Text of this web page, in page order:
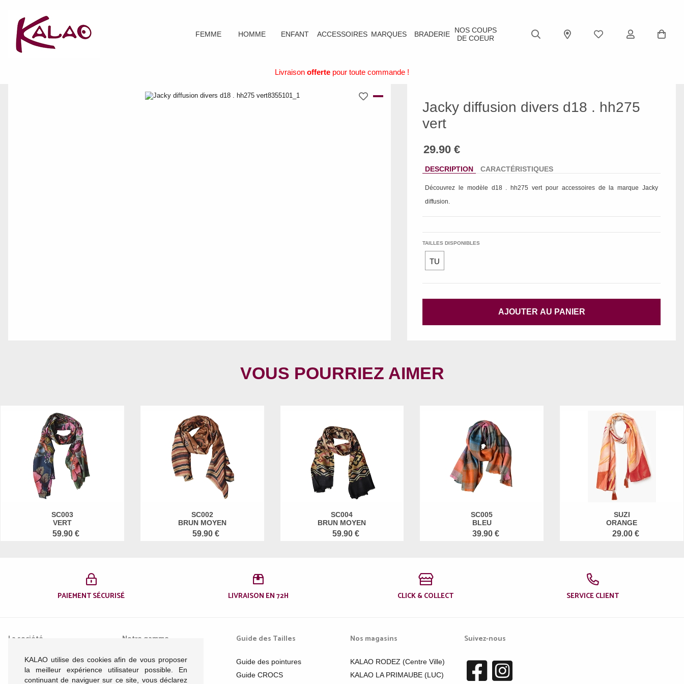
KALAO utilise des cookies afin de vous proposer
la meilleur expérience utilisateur possible. En
continuant de naviguer sur ce site, vous déclarez
FEMME HOMME ENFANT ACCESSOIRES MARQUES BRADERIE
NOS COUPS
DE COEUR
Livraison offerte pour toute commande !
Jacky diffusion divers d18 . hh275
vert
DESCRIPTION CARACTÉRISTIQUES
Découvrez le modèle d18 . hh275 vertpour accessoires de la marque Jacky
diffusion.
TAILLES DISPONIBLES
TU
AJOUTER AU PANIER
VOUS POURRIEZ AIMER
SC003
VERT
59.90 €
SC002
BRUN MOYEN
59.90 €
SC004
BRUN MOYEN
59.90 €
SC005
BLEU
39.90 €
SUZI
ORANGE
29.00 €
PAIEMENT SÉCURISÉ LIVRAISON EN 72H CLICK & COLLECT SERVICE CLIENT
La société
Mentions légales
Conditions générales de
Notre gamme
Femme
Homme
Guide des Tailles
Guide des pointures
Guide CROCS
Nos magasins
KALAO RODEZ (Centre Ville)
KALAO LA PRIMAUBE (LUC)
Suivez-nous